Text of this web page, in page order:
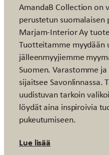
AmandaB Collection on
perustetun suomalaisen
Marjam-Interior Ay
Tuotteitamme myydään
jälleenmyyjiemme
Suomen. Varastomme
sijaitsee Savonlinnassa.
uudistuvan tarkoin
löydät aina inspiroivia
pukeutumiseen.
Lue lisää